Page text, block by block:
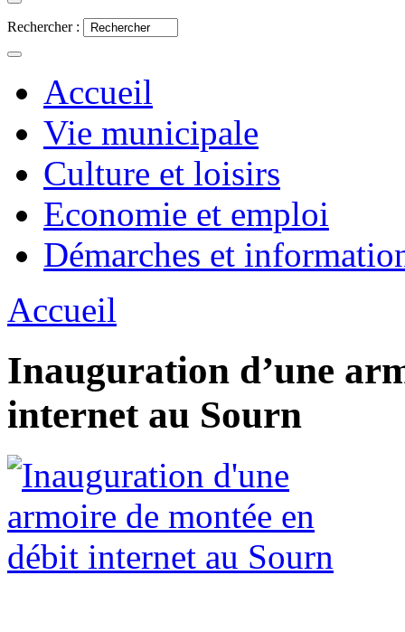
Rechercher :
Accueil
Vie municipale
Culture et loisirs
Economie et emploi
Démarches et
Accueil
Inauguration d’une
internet au Sourn